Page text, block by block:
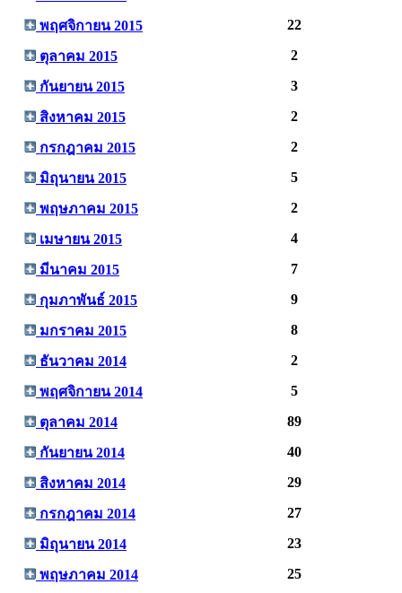
พฤศจิกายน 2015 22
ตุลาคม 2015 2
กันยายน 2015 3
สิงหาคม 2015 2
กรกฎาคม 2015 2
มิถุนายน 2015 5
พฤษภาคม 2015 2
เมษายน 2015 4
มีนาคม 2015 7
กุมภาพันธ์ 2015 9
มกราคม 2015 8
ธันวาคม 2014 2
พฤศจิกายน 2014 5
ตุลาคม 2014 89
กันยายน 2014 40
สิงหาคม 2014 29
กรกฎาคม 2014 27
มิถุนายน 2014 23
พฤษภาคม 2014 25